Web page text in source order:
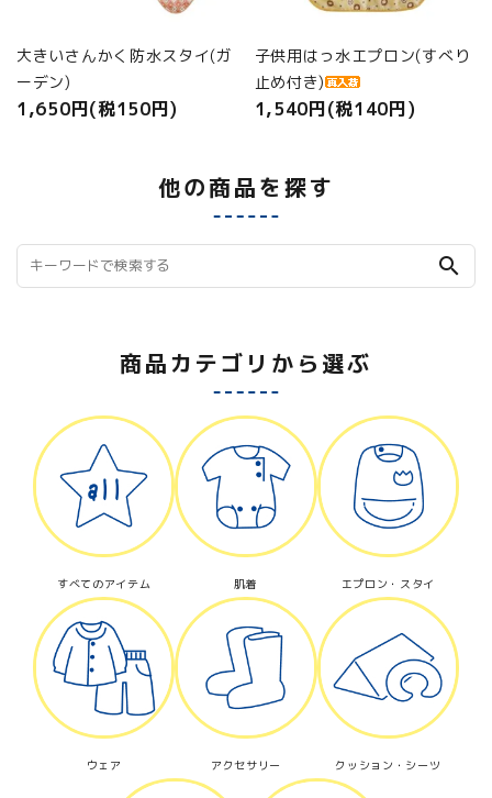
大きいさんかく防水スタイ(ガ
ーデン)
1,650円(税150円)
子供用はっ水エプロン(すべり
止め付き)
1,540円(税140円)
他の商品を探す
search
商品カテゴリから選ぶ
すべてのアイテム 肌着 エプロン・スタイ
ウェア アクセサリー クッション・シーツ